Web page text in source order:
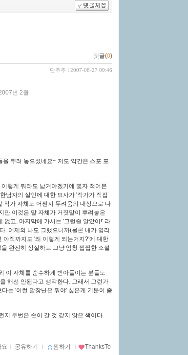
댓글(0)
단추추 l 2007-08-27 09:46
년 2월
뿌려 놓으셨네요~ 저도 약간은 스포 포
렇게 뭐라도 남겨야겠기에 몇자 적어본
남자의 살인에 대한 묘사가 '작가가 직접
작가 자체도 어쩐지 두려움의 대상으로 다
만 이것은 말 자체가 거짓말이 뿌려놓은
없고, 마지막에 가서는 '그럴줄 알았어!' 라
. 어제의 나도 그랬으니까(물론 내가 영리
아직까지도 '왜 이렇게 되는거지?'에 대한
완전히 상실하고 그냥 엄청 찝찝한 소설
이 자체를 순수하게 받아들이는 분들도
해선 안된다고 생각한다. 그래서 그런가
는 '이런 말장난은 뭐야' 싶은게 기분이 좀
지 두번은 손이 갈 것 같지 않은 책이다.
요 ｌ 공유하기 ｌ 찜하기 ｌ ThanksTo